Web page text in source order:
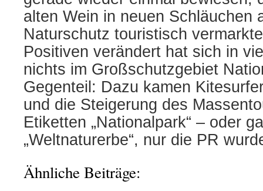
alten Wein in neuen Schläuchen
Naturschutz touristisch
Positiven verändert hat sich in
nichts im Großschutzgebiet
Gegenteil: Dazu kamen
und die Steigerung des
Etiketten „Nationalpark“ – oder
„Weltnaturerbe“, nur die PR
Ähnliche Beiträge: